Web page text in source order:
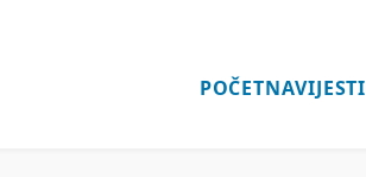
POČETNAVIJESTI